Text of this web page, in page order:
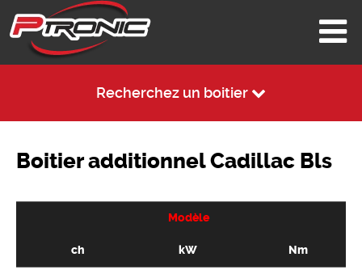
Recherchez un boitier
Boitier additionnel Cadillac Bls
Modèle
ch kW Nm